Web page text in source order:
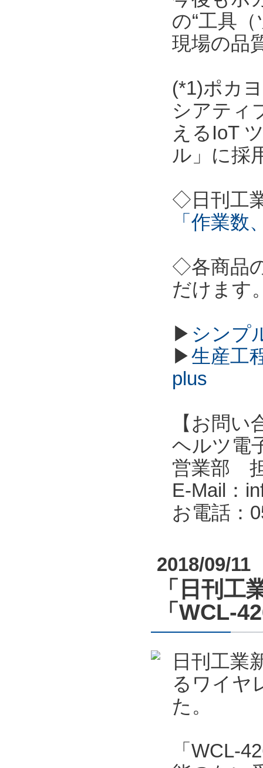
の“工具
現場の品
(*1)ポカ
シアティ
えるIoT
ル」に採
◇日刊工
「作業
◇各商品
だけます
▶ シンプ
▶生産工
plus
【お問い
ヘルツ電
営業部
E-Mail：
お電話：
2018/09/11
「日刊工
「WCL-
日刊工業
るワイヤ
た。
「WCL-